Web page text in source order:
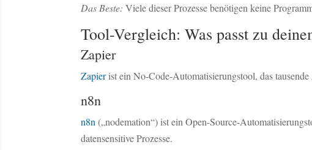
Das Beste: Viele dieser Prozesse benötigen keine
Tool-Vergleich: Was passt zu
Zapier
Zapierist ein No-Code-Automatisierungstool, das
n8n
n8n („nodemation“) ist ein Open-Source-
datensensitive Prozesse.